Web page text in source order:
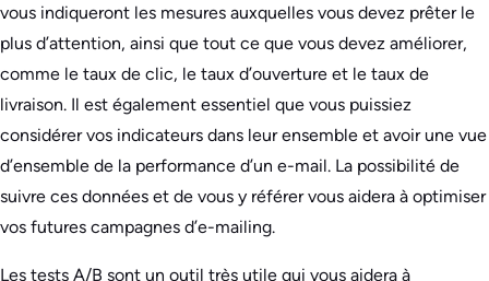
vous indiqueront les mesures auxquelles vous devez prêter le
plus d’attention, ainsi que tout ce que vous devez améliorer,
comme le taux de clic, le taux d’ouverture et le taux de
livraison. Il est également essentiel que vous puissiez
considérer vos indicateurs dans leur ensemble et avoir une vue
d’ensemble de la performance d’un e-mail. La possibilité de
suivre ces données et de vous y référer vous aidera à optimiser
vos futures campagnes d’e-mailing.
Les tests A/B sont un outil très utile qui vous aidera à